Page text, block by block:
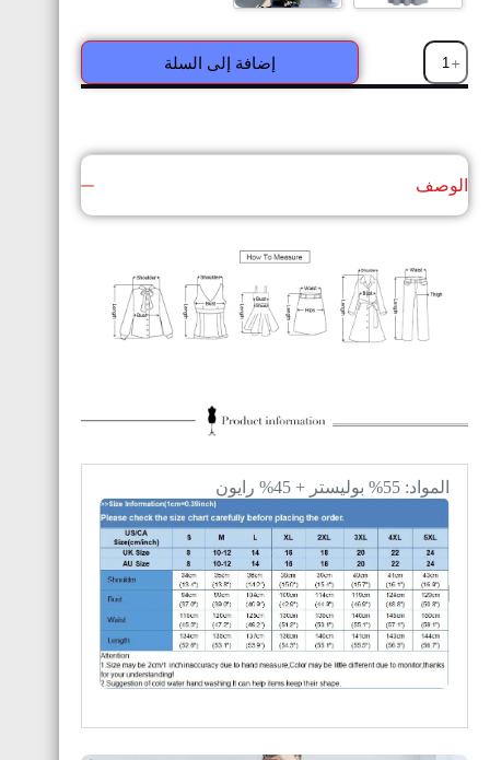
إضافة إلى السلة
الوصف
المواد: 55% بوليستر + 45% رايون